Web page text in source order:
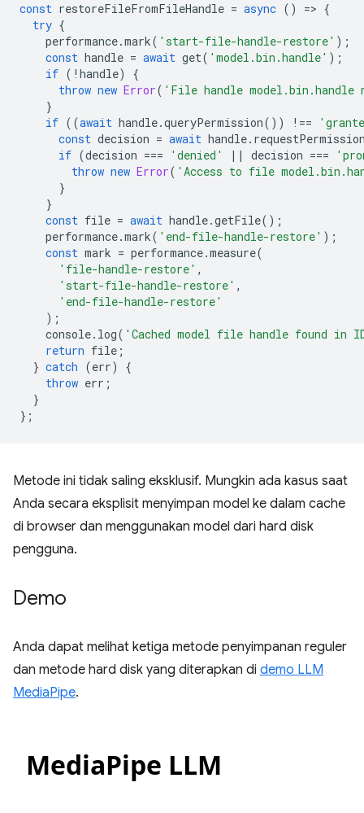
const restoreFileFromFileHandle = async () => {
try {
performance.mark( 'start-file-handle-restore' );
const handle = await get( 'model.bin.handle' );
if ( ! handle)
{
throw new Error( 'File handle
}
if ((await handle.queryPermission()) !==
const decision = await handle.
if (decision === 'denied' || decision ===
throw new Error( 'Access to file
}
}
const file = await handle.getFile();
performance.mark( 'end-file-handle-restore' );
const mark = performance.measure(
'file-handle-restore' ,
'start-file-handle-restore' ,
'end-file-handle-restore'
);
console. log( 'Cached model file handle found in
return file ;
} catch (err)
{
throw err ;
}
};
Metode ini tidak saling eksklusif. Mungkin ada kasus saat
Anda secara eksplisit menyimpan model ke dalam cache
di browser dan menggunakan model dari hard disk
pengguna.
Demo
Anda dapat melihat ketiga metode penyimpanan reguler
dan metode hard disk yang diterapkan di demo LLM
MediaPipe.